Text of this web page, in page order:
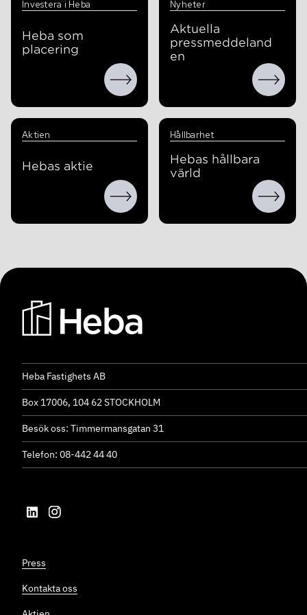
Investera i Heba
Heba som
placering
Nyheter
Aktuella
pressmeddeland
en
Aktien
Hebas aktie
Hållbarhet
Hebas hållbara
värld
Press
Kontakta oss
Heba Fastighets AB
Box 17006, 104 62 STOCKHOLM
Besök oss: Timmermansgatan 31
Telefon: 08-442 44 40